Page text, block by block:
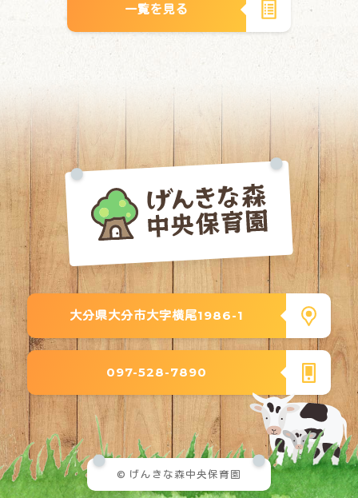
一覧を見る
大分県大分市大字横尾1986-1
097-528-7890
© げんきな森中央保育園